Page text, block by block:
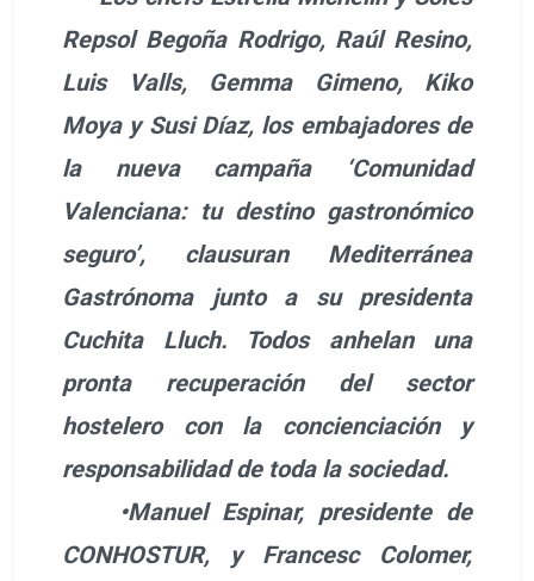
Repsol Begoña Rodrigo, Raúl Resino,
Luis Valls, Gemma Gimeno, Kiko
Moya y Susi Díaz, los embajadores de
la nueva campaña ‘Comunidad
Valenciana: tu destino gastronómico
seguro’, clausuran Mediterránea
Gastrónoma junto a su presidenta
Cuchita Lluch. Todos anhelan una
pronta recuperación del sector
hostelero con la concienciación y
responsabilidad de toda la sociedad.
•Manuel Espinar, presidente de
CONHOSTUR, y Francesc Colomer,